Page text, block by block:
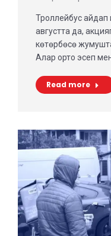
Троллейбус айдап
августта да,
көтөрбөсө
Алар орто эсеп
Read more